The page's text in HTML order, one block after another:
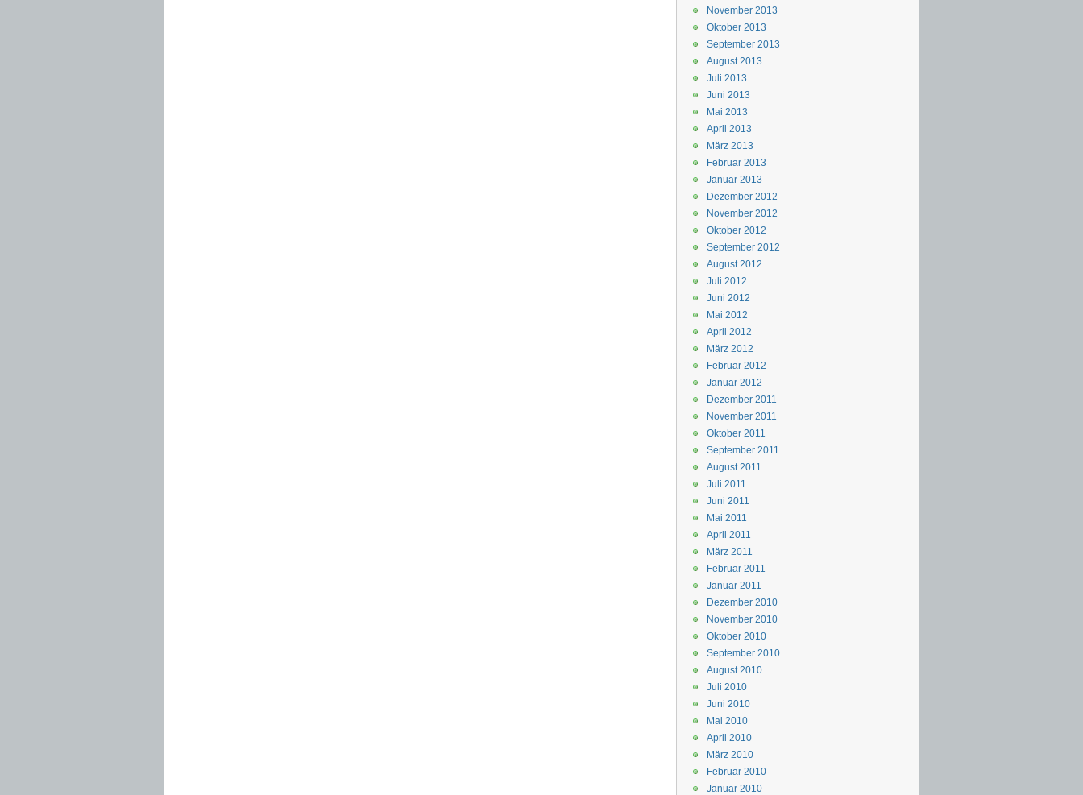
November 2013
Oktober 2013
September 2013
August 2013
Juli 2013
Juni 2013
Mai 2013
April 2013
März 2013
Februar 2013
Januar 2013
Dezember 2012
November 2012
Oktober 2012
September 2012
August 2012
Juli 2012
Juni 2012
Mai 2012
April 2012
März 2012
Februar 2012
Januar 2012
Dezember 2011
November 2011
Oktober 2011
September 2011
August 2011
Juli 2011
Juni 2011
Mai 2011
April 2011
März 2011
Februar 2011
Januar 2011
Dezember 2010
November 2010
Oktober 2010
September 2010
August 2010
Juli 2010
Juni 2010
Mai 2010
April 2010
März 2010
Februar 2010
Januar 2010